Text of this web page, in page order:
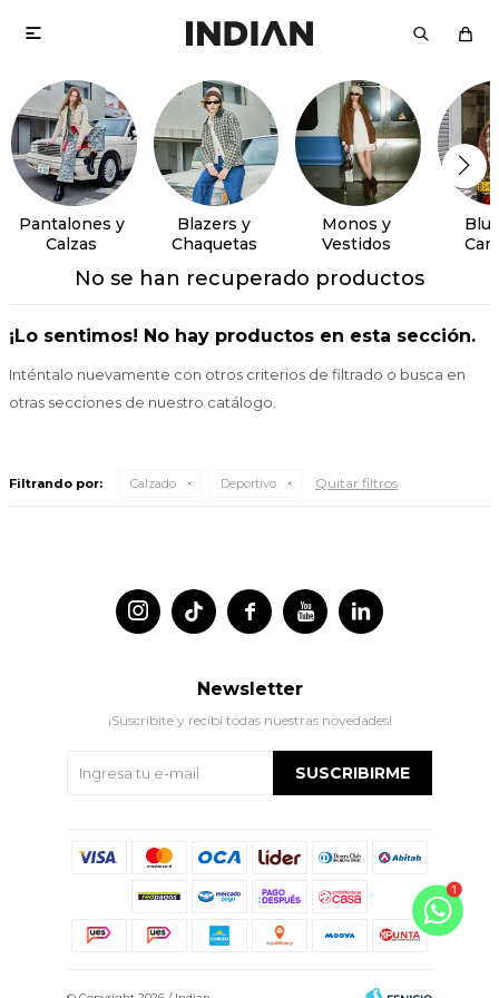

Pantalones y
Calzas
Blazers y
Chaquetas
Monos y
Vestidos
No se han recuperado productos
¡Lo sentimos! No hay productos en esta sección.
Inténtalo nuevamente con otros criterios de filtrado o busca en
otras secciones de nuestro catálogo.
Filtrando por: Calzado Deportivo Quitar filtros
 
 
Newsletter
¡Suscribite y recibí todas nuestras novedades!
SUSCRIBIRME